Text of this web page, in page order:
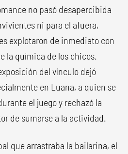
no pasó desapercibida
ni para el afuera,
explotaron de inmediato con
la química de los chicos.
del vínculo dejó
en Luana, a quien se
el juego y rechazó la
de sumarse a la actividad.
que arrastraba la bailarina, el